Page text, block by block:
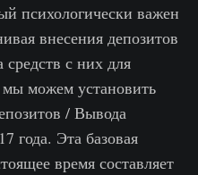
психологически важен
внесения депозитов
с них для
можем установить
/ Вывода
года. Эта базовая
время составляет